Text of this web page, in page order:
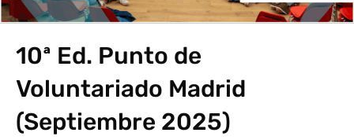
10ª Ed. Punto de
Voluntariado Madrid
(Septiembre 2025)